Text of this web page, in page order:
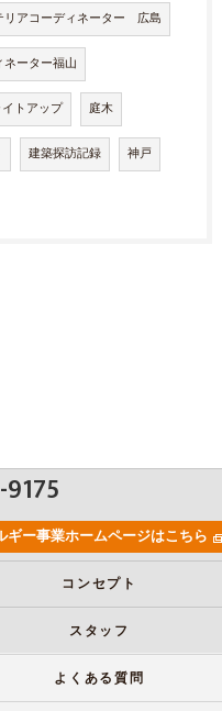
リアコーディネーター 広島
ーター福山
トアップ 庭木
建築探訪記録 神戸
ー事業ホームページはこちら
コンセプト
スタッフ
よくある質問